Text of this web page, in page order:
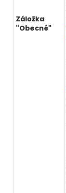
Záložka
"Obecné"